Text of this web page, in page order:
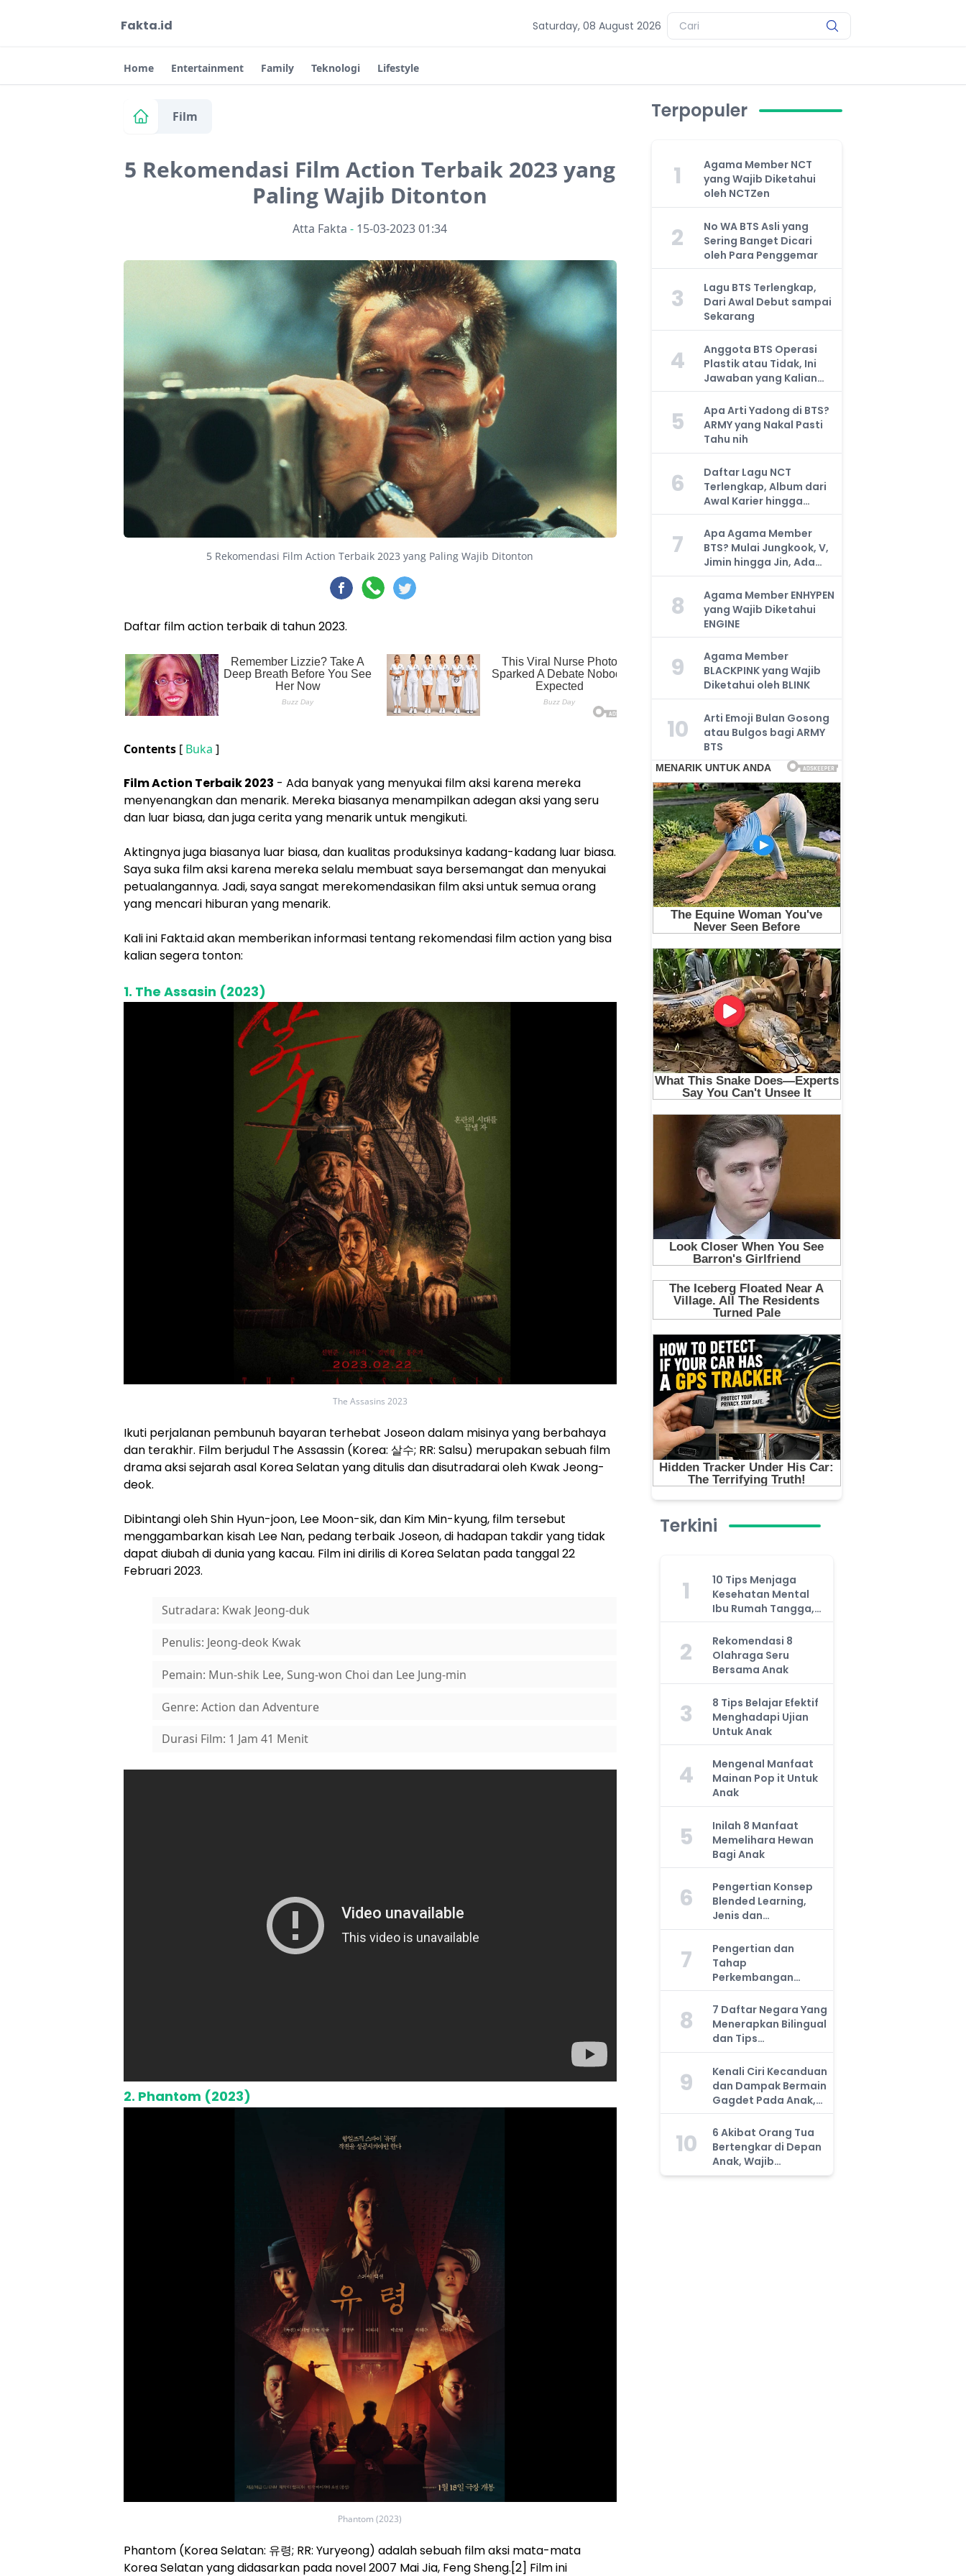
Fakta.id Saturday, 08 August 2026
Home Entertainment Family Teknologi Lifestyle
Film
5 Rekomendasi Film Action Terbaik 2023 yang
Paling Wajib Ditonton
Atta Fakta - 15-03-2023 01:34
5 Rekomendasi Film Action Terbaik 2023 yang Paling Wajib Ditonton
Daftar film action terbaik di tahun 2023.
Contents [ Buka ]
Film Action Terbaik 2023 - Ada banyak yang menyukai film aksi karena mereka
menyenangkan dan menarik. Mereka biasanya menampilkan adegan aksi yang seru
dan luar biasa, dan juga cerita yang menarik untuk mengikuti.
Aktingnya juga biasanya luar biasa, dan kualitas produksinya kadang-kadang luar biasa.
Saya suka film aksi karena mereka selalu membuat saya bersemangat dan menyukai
petualangannya. Jadi, saya sangat merekomendasikan film aksi untuk semua orang
yang mencari hiburan yang menarik.
Kali ini Fakta.id akan memberikan informasi tentang rekomendasi film action yang bisa
kalian segera tonton:
1. The Assasin (2023)
The Assasins 2023
Ikuti perjalanan pembunuh bayaran terhebat Joseon dalam misinya yang berbahaya
dan terakhir. Film berjudul The Assassin (Korea: 살수; RR: Salsu) merupakan sebuah film
drama aksi sejarah asal Korea Selatan yang ditulis dan disutradarai oleh Kwak Jeong-
deok.
Dibintangi oleh Shin Hyun-joon, Lee Moon-sik, dan Kim Min-kyung, film tersebut
menggambarkan kisah Lee Nan, pedang terbaik Joseon, di hadapan takdir yang tidak
dapat diubah di dunia yang kacau. Film ini dirilis di Korea Selatan pada tanggal 22
Februari 2023.
Sutradara: Kwak Jeong-duk
Penulis: Jeong-deok Kwak
Pemain: Mun-shik Lee, Sung-won Choi dan Lee Jung-min
Genre: Action dan Adventure
Durasi Film: 1 Jam 41 Menit
2. Phantom (2023)
Phantom (2023)
Phantom (Korea Selatan: 유령; RR: Yuryeong) adalah sebuah film aksi mata-mata
Korea Selatan yang didasarkan pada novel 2007 Mai Jia, Feng Sheng.[2] Film ini
Terpopuler
1
Agama Member NCT
yang Wajib Diketahui
oleh NCTZen
2
No WA BTS Asli yang
Sering Banget Dicari
oleh Para Penggemar
3
Lagu BTS Terlengkap,
Dari Awal Debut sampai
Sekarang
4
Anggota BTS Operasi
Plastik atau Tidak, Ini
Jawaban yang Kalian
Cari
5
Apa Arti Yadong di BTS?
ARMY yang Nakal Pasti
Tahu nih
6
Daftar Lagu NCT
Terlengkap, Album dari
Awal Karier hingga
Sekarang
7
Apa Agama Member
BTS? Mulai Jungkook, V,
Jimin hingga Jin, Ada
yang Atheis
8
Agama Member ENHYPEN
yang Wajib Diketahui
ENGINE
9
Agama Member
BLACKPINK yang Wajib
Diketahui oleh BLINK
10
Arti Emoji Bulan Gosong
atau Bulgos bagi ARMY
BTS
Terkini
1
10 Tips Menjaga
Kesehatan Mental
Ibu Rumah Tangga,
Jangan Anggap
Remeh!
2
Rekomendasi 8
Olahraga Seru
Bersama Anak
3
8 Tips Belajar Efektif
Menghadapi Ujian
Untuk Anak
4
Mengenal Manfaat
Mainan Pop it Untuk
Anak
5
Inilah 8 Manfaat
Memelihara Hewan
Bagi Anak
6
Pengertian Konsep
Blended Learning,
Jenis dan
Manfaatnya, Anda
Harus Tahu!
7
Pengertian dan
Tahap
Perkembangan
Kemampuan Kognitif
Anak, Bunda Wajib
Tahu!
8
7 Daftar Negara Yang
Menerapkan Bilingual
dan Tips
Mengajarkan Pada
Anak
9
Kenali Ciri Kecanduan
dan Dampak Bermain
Gagdet Pada Anak,
Orang Tua Wajib
Tahu!
10
6 Akibat Orang Tua
Bertengkar di Depan
Anak, Wajib
Waspada!